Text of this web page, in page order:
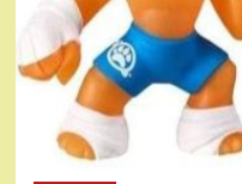
Battle
For
Bikini
Bottom
Rehydrated
(XBOX